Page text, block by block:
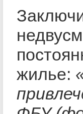
жилье: